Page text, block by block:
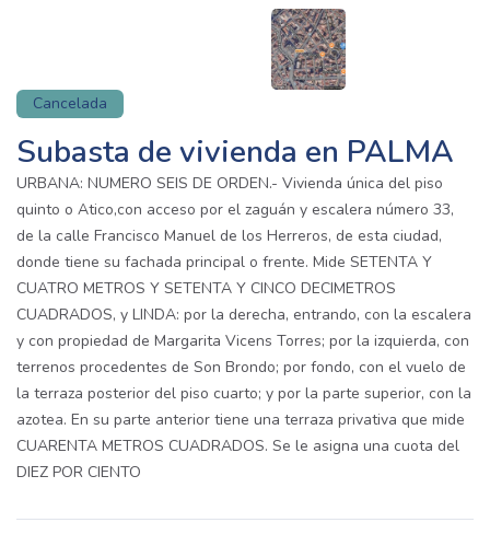
Cancelada
Subasta de vivienda en PALMA
URBANA: NUMERO SEIS DE ORDEN.- Vivienda única del piso
quinto o Atico,con acceso por el zaguán y escalera número 33,
de la calle Francisco Manuel de los Herreros, de esta ciudad,
donde tiene su fachada principal o frente. Mide SETENTA Y
CUATRO METROS Y SETENTA Y CINCO DECIMETROS
CUADRADOS, y LINDA: por la derecha, entrando, con la escalera
y con propiedad de Margarita Vicens Torres; por la izquierda, con
terrenos procedentes de Son Brondo; por fondo, con el vuelo de
la terraza posterior del piso cuarto; y por la parte superior, con la
azotea. En su parte anterior tiene una terraza privativa que mide
CUARENTA METROS CUADRADOS. Se le asigna una cuota del
DIEZ POR CIENTO